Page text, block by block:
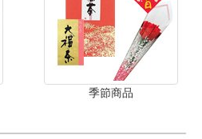
季節商品